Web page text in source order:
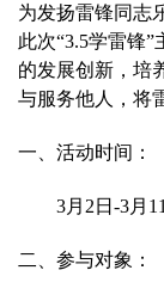
为发扬雷锋同志
此次“3.5学雷锋
的发展创新， 培
与服务他人，将
一、活动时间：
3月2日-3月
二、参与对象 ：